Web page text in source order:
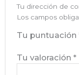
Tu dirección de
Los campos
Tu puntuación
Tu valoración *